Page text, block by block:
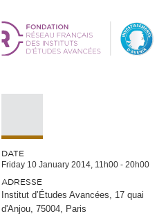
DATE
Friday 10 January 2014, 11h00 - 20h00
ADRESSE
Institut d’Études Avancées, 17 quai
d'Anjou, 75004, Paris